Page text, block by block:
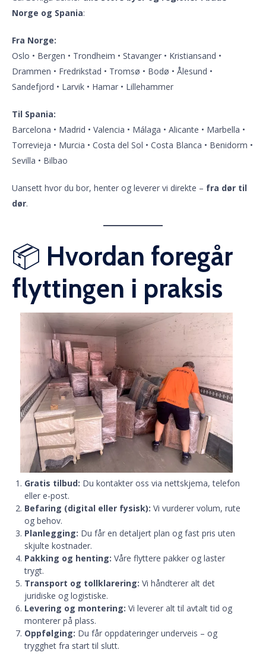
Norge og Spania:
Fra Norge:
Oslo • Bergen • Trondheim • Stavanger • Kristiansand •
Drammen • Fredrikstad • Tromsø • Bodø • Ålesund •
Sandefjord • Larvik • Hamar • Lillehammer
Til Spania:
Barcelona • Madrid • Valencia • Málaga • Alicante • Marbella •
Torrevieja • Murcia • Costa del Sol • Costa Blanca • Benidorm •
Sevilla • Bilbao
Uansett hvor du bor, henter og leverer vi direkte – fra dør til
dør.
📦 Hvordan foregår
flyttingen i praksis
Gratis tilbud: Du kontakter oss via nettskjema, telefon
eller e-post.
Befaring (digital eller fysisk): Vi vurderer volum, rute
og behov.
Planlegging: Du får en detaljert plan og fast pris uten
skjulte kostnader.
Pakking og henting: Våre flyttere pakker og laster
trygt.
Transport og tollklarering: Vi håndterer alt det
juridiske og logistiske.
Levering og montering: Vi leverer alt til avtalt tid og
monterer på plass.
Oppfølging: Du får oppdateringer underveis – og
trygghet fra start til slutt.